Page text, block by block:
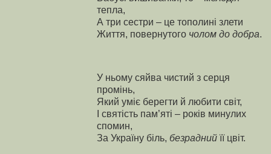
тепла,
А три сестри – це тополині злети
Життя, повернутого чолом до добра.
У ньому сяйва чистий з серця
промінь,
Який уміє берегти й любити світ,
І святість пам’яті – років минулих
спомин,
За Україну біль, безрадний її цвіт.